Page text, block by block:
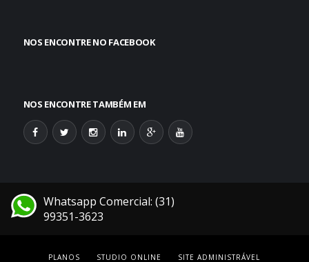
NOS ENCONTRE NO FACEBOOK
NOS ENCONTRE TAMBÉM EM
Whatsapp Comercial: (31)
99351-3623
PLANOS STUDIO ONLINE SITE ADMINISTRÁVEL